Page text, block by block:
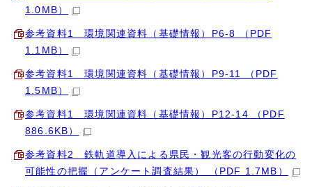
1.0MB）
参考資料1 環境関連資料（基礎情報）P6-8 （PDF
1.1MB）
参考資料1 環境関連資料（基礎情報）P9-11 （PDF
1.5MB）
参考資料1 環境関連資料（基礎情報）P12-14 （PDF
886.6KB）
参考資料2 鉄軌道導入による県民・観光客の行動変化の
可能性の把握（アンケート調査結果） （PDF 1.7MB）